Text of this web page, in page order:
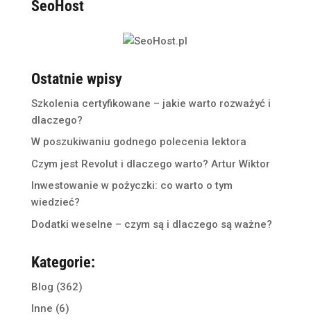
SeoHost
Ostatnie wpisy
Szkolenia certyfikowane – jakie warto rozważyć i
dlaczego?
W poszukiwaniu godnego polecenia lektora
Czym jest Revolut i dlaczego warto? Artur Wiktor
Inwestowanie w pożyczki: co warto o tym
wiedzieć?
Dodatki weselne – czym są i dlaczego są ważne?
Kategorie:
Blog (362)
Inne (6)